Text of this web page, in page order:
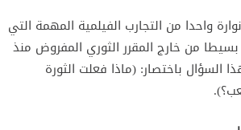
واحدا من التجارب الفيلمية المهمة التي
من خارج المقرر الثوري المفروض منذ
الآن هذا السؤال باختصار: (ماذا فعلت الثورة